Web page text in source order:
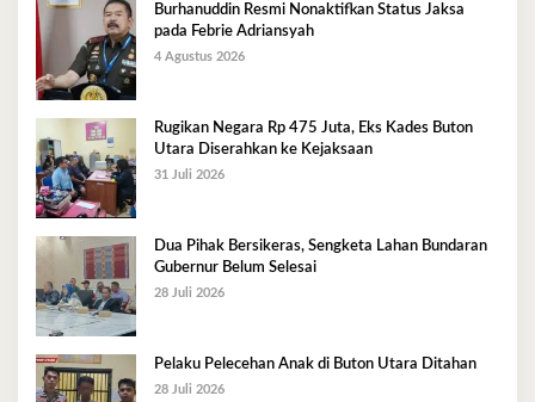
Burhanuddin Resmi Nonaktifkan Status Jaksa
pada Febrie Adriansyah
4 Agustus 2026
Rugikan Negara Rp 475 Juta, Eks Kades Buton
Utara Diserahkan ke Kejaksaan
31 Juli 2026
Dua Pihak Bersikeras, Sengketa Lahan Bundaran
Gubernur Belum Selesai
28 Juli 2026
Pelaku Pelecehan Anak di Buton Utara Ditahan
28 Juli 2026